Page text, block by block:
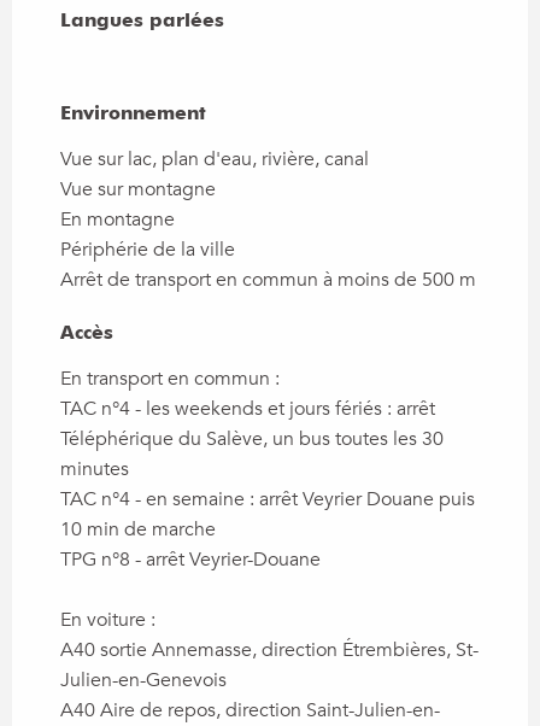
Langues parlées
Langues parlées
Environnement
Environnement
Vue sur lac, plan d'eau, rivière, canal
Vue sur montagne
En montagne
Périphérie de la ville
Arrêt de transport en commun à moins de 500 m
Accès
Accès
En transport en commun :
TAC n°4 - les weekends et jours fériés : arrêt
Téléphérique du Salève, un bus toutes les 30
minutes
TAC n°4 - en semaine : arrêt Veyrier Douane puis
10 min de marche
TPG n°8 - arrêt Veyrier-Douane
En voiture :
A40 sortie Annemasse, direction Étrembières, St-
Julien-en-Genevois
A40 Aire de repos, direction Saint-Julien-en-